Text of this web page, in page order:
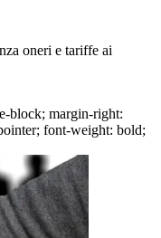
oneri e tariffe ai
block; margin-right:
font-weight: bold;